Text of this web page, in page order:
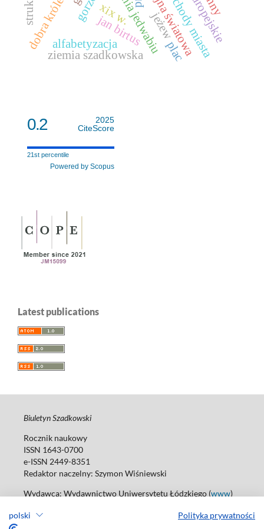
polski Polityka prywatności
tkalnia jedwabiui wojna światowa
jeżew
jan birtus
ziemia szadkowska
xix w. dochody miasta
alfabetyzacja plac
0.2
2025
CiteScore
21st percentile
Powered by Scopus
Latest publications
Biuletyn Szadkowski
Rocznik naukowy
ISSN 1643-0700
e-ISSN 2449-8351
Redaktor naczelny: Szymon Wiśniewski
Wydawca: Wydawnictwo Uniwersytetu Łódzkiego (www)
Tel.: 42 235 01 65, fax: 42 66 55 86